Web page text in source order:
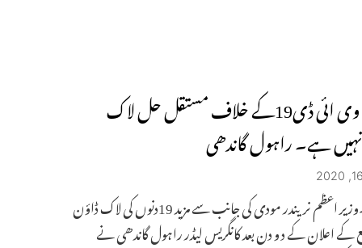
سی او وی ائی ڈی19کے خلاف مستقل حل لاک
ہے۔ راہول گاندھی
نئی دہلی۔وزیر اعظم نریندر مودی کی جانب سے مزید 19دنوں کی لاک ڈاؤن
کے اعلان کے د و دن بعد کانگریس لیڈر راہول گاندھی نے